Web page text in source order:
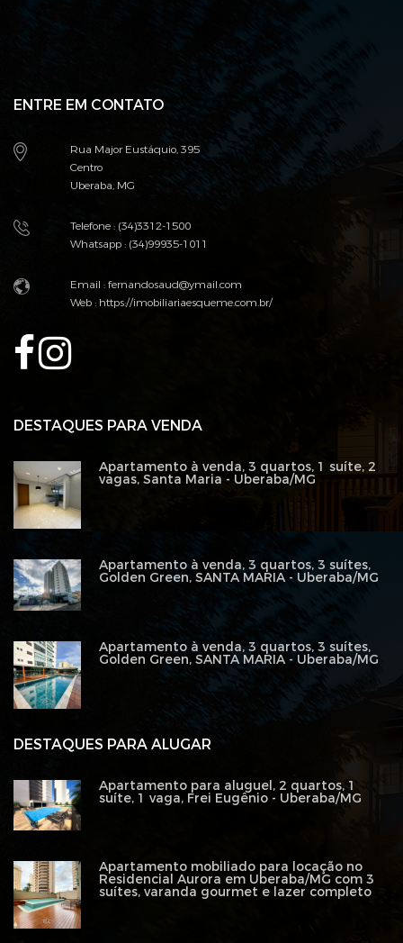
ENTRE EM CONTATO
Rua Major Eustáquio, 395
Centro
Uberaba, MG
Telefone : (34)3312-1500
Whatsapp : (34)99935-1011
Email :fernandosaud@ymail.com
Web :https://imobiliariaesqueme.com.br/
DESTAQUES PARA ALUGAR
Apartamento para aluguel, 2 quartos, 1
suíte, 1 vaga, Frei Eugênio - Uberaba/MG
Apartamento mobiliado para locação no
Residencial Aurora em Uberaba/MG com 3
suítes, varanda gourmet e lazer completo
DESTAQUES PARA VENDA
Apartamento à venda, 3 quartos, 1 suíte, 2
vagas, Santa Maria - Uberaba/MG
Apartamento à venda, 3 quartos, 3 suítes,
Golden Green, SANTA MARIA - Uberaba/MG
Apartamento à venda, 3 quartos, 3 suítes,
Golden Green, SANTA MARIA - Uberaba/MG